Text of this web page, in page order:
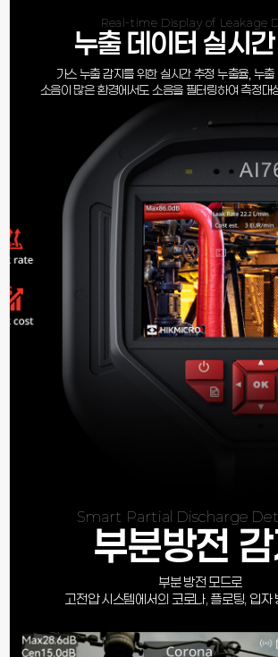
Real-time Display of Leakage
누출 데이터 실시간
가스 누출 감지를 위한 실시간 추정 누출율, 누출
소음이 많은 환경에서도 소음을 필터링하여 측정대
Smart Partial Discharge
부분방전
부분 방전 모드로
고전압 시스템에서의 코로나, 플로팅, 입자